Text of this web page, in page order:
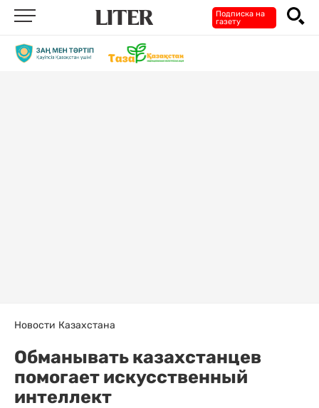
Подписка на
газету
Новости Казахстана
Обманывать казахстанцев
помогает искусственный
интеллект